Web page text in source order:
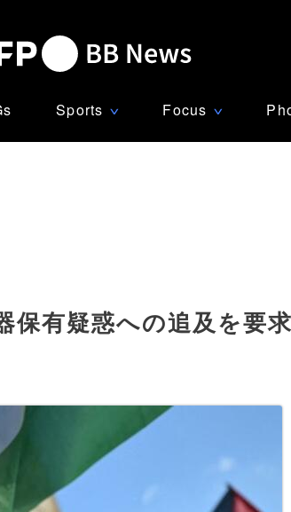
Sports ∨ Focus ∨
有疑惑への追及を要